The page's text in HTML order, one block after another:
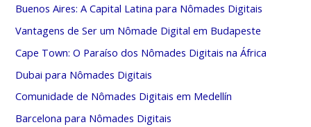
Buenos Aires: A Capital Latina para Nômades Digitais
Vantagens de Ser um Nômade Digital em Budapeste
Cape Town: O Paraíso dos Nômades Digitais na África
Dubai para Nômades Digitais
Comunidade de Nômades Digitais em Medellín
Barcelona para Nômades Digitais